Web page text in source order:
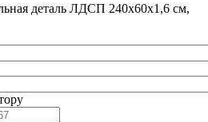
деталь ЛДСП 240х60х1,6 см,